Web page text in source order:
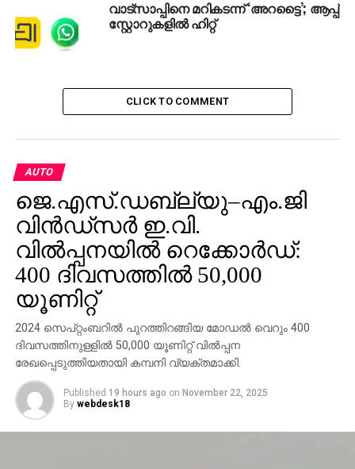
വാട്സാപ്പിനെ മറികടന്ന് ‘അറട്ടൈ’; ആപ്പ്
സ്റ്റോറുകളില്‍ ഹിറ്റ്
CLICK TO COMMENT
AUTO
ജെ.എസ്‌.ഡബ്ല്യു–എം.ജി
വിൻഡ്സർ ഇ.വി.
വിൽപ്പനയിൽ റെക്കോർഡ്:
400 ദിവസത്തിൽ 50,000
യൂണിറ്റ്
2024 സെപ്റ്റംബറിൽ പുറത്തിറങ്ങിയ മോഡൽ വെറും 400
ദിവസത്തിനുള്ളിൽ 50,000 യൂണിറ്റ് വിൽപ്പന
രേഖപ്പെടുത്തിയതായി കമ്പനി വ്യക്തമാക്കി.
Published 19 hours ago on November 22, 2025
By webdesk18